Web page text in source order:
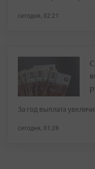
сегодня, 02:21
За год выплата
сегодня, 01:28